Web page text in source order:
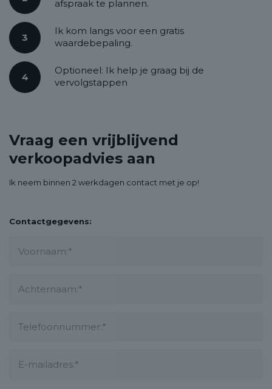
afspraak te plannen.
3
Ik kom langs voor een gratis
waardebepaling.
4
Optioneel: Ik help je graag bij de
vervolgstappen
Vraag een vrijblijvend
verkoopadvies aan
Ik neem binnen 2 werkdagen contact met je op!
Contactgegevens: